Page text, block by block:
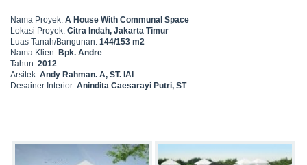
Nama Proyek: A House With Communal Space
Lokasi Proyek: Citra Indah, Jakarta Timur
Luas Tanah/Bangunan: 144/153 m2
Nama Klien: Bpk. Andre
Tahun: 2012
Arsitek: Andy Rahman. A, ST. IAI
Desainer Interior: Anindita Caesarayi Putri, ST